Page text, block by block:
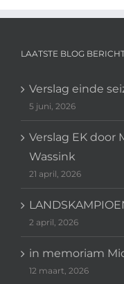
LAATSTE BLOG
Verslag einde
5 juni, 2026
Verslag EK door
Wassink
21 april, 2026
2 april, 2026
in memoriam
12 maart, 2026